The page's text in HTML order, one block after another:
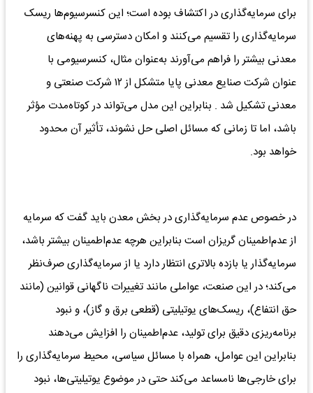
برای سرمایه‌گذاری در اکتشاف بوده است؛ این کنسرسیوم‌ها ریسک
سرمایه‌گذاری را تقسیم می‌کنند و امکان دسترسی به پهنه‌های
معدنی بیشتر را فراهم می‌آورند به‌عنوان مثال، کنسرسیومی با
عنوان شرکت صنایع معدنی پایا متشکل از ۱۲ شرکت صنعتی و
معدنی تشکیل شد . بنابراین این مدل می‌تواند در کوتاه‌مدت مؤثر
باشد، اما تا زمانی که مسائل اصلی حل نشوند، تأثیر آن محدود
خواهد بود.
در خصوص عدم سرمایه‌گذاری در بخش معدن باید گفت که سرمایه
از عدم‌اطمینان گریزان است بنابراین هرچه عدم‌اطمینان بیشتر باشد،
سرمایه‌گذار یا بازده بالاتری انتظار دارد یا از سرمایه‌گذاری صرف‌نظر
می‌کند؛ در این صنعت، عواملی مانند تغییرات ناگهانی قوانین (مانند
حق انتفاع)، ریسک‌های یوتیلیتی (قطعی برق و گاز)، و نبود
برنامه‌ریزی دقیق برای تولید، عدم‌اطمینان را افزایش می‌دهند
بنابراین این عوامل، همراه با مسائل سیاسی، محیط سرمایه‌گذاری را
برای خارجی‌ها نامساعد می‌کند حتی در موضوع یوتیلیتی‌ها، نبود